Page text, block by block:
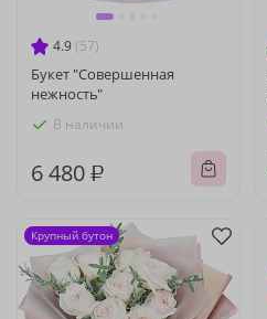
4.9 (57)
Букет "Совершенная
нежность"
В наличии
6 480 ₽
Крупный бутон